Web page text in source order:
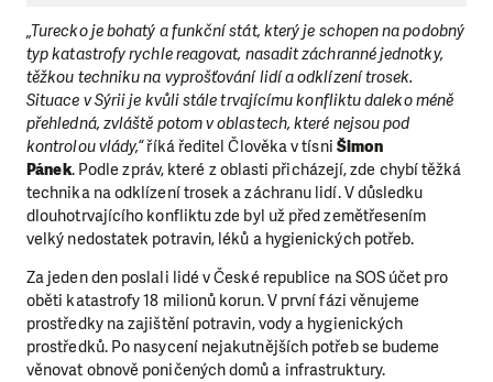
„Turecko je bohatý a funkční stát, který je schopen na podobný
typ katastrofy rychle reagovat, nasadit záchranné jednotky,
těžkou techniku na vyprošťování lidí a odklízení trosek.
Situace v Sýrii je kvůli stále trvajícímu konfliktu daleko méně
přehledná, zvláště potom v oblastech, které nejsou pod
kontrolou vlády,“říká ředitel Člověka v tísni Šimon
Pánek. Podle zpráv, které z oblasti přicházejí, zde chybí těžká
technika na odklízení trosek a záchranu lidí. V důsledku
dlouhotrvajícího konfliktu zde byl už před zemětřesením
velký nedostatek potravin, léků a hygienických potřeb.
Za jeden den poslali lidé v České republice na SOS účet pro
oběti katastrofy 18 milionů korun.V první fázi věnujeme
prostředky na zajištění potravin, vody a hygienických
prostředků. Po nasycení nejakutnějších potřeb se budeme
věnovat obnově poničených domů a infrastruktury.